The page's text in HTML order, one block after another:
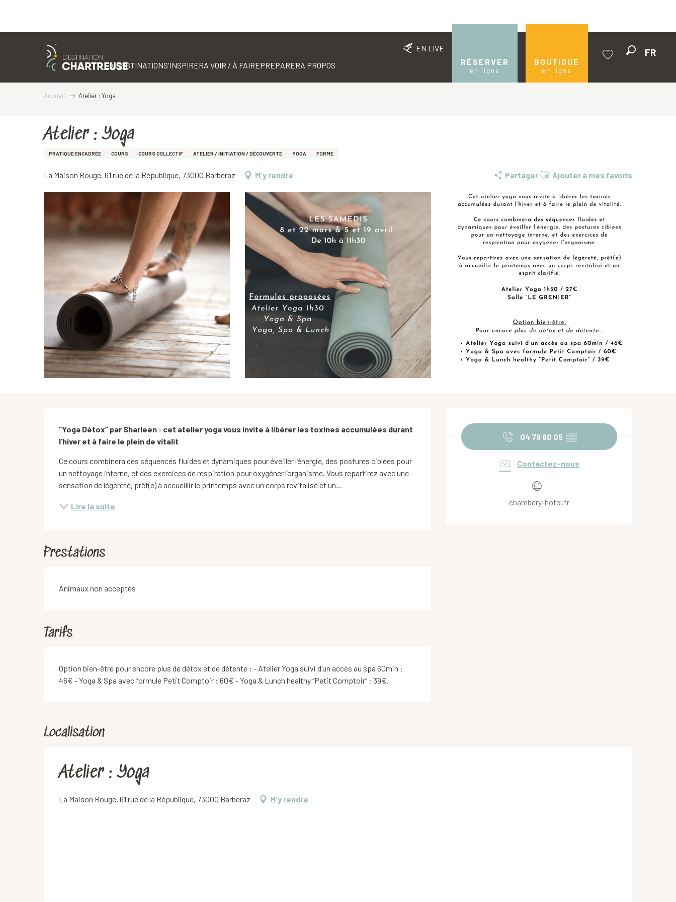
EN LIVE
RÉSERVER
en ligne
BOUTIQUE
en ligne
FR
LA DESTINATIONS'INSPIRERA VOIR / À FAIREPREPARERA PROPOS
Accueil Atelier : Yoga
Atelier : Yoga
PRATIQUE ENCADRÉE COURS COURS COLLECTIF ATELIER / INITIATION / DÉCOUVERTE YOGA FORME
La Maison Rouge, 61 rue de la République, 73000 Barberaz M'y rendre PartagerAjouter aux favoris
Ajouter à mes favoris
Ouverture et coordonnées
04 79 60 05 ▒▒
Contactez-nous
chambery-hotel.fr
Description
“Yoga Détox” par Sharleen : cet atelier yoga vous invite à libérer les toxines accumulées durant
l’hiver et à faire le plein de vitalit
Ce cours combinera des séquences fluides et dynamiques pour éveiller l’énergie, des postures ciblées pour
un nettoyage interne, et des exercices de respiration pour oxygéner l’organisme. Vous repartirez avec une
sensation de légèreté, prêt(e) à accueillir le printemps avec un corps revitalisé et un...
Lire la suite
Prestations
Animaux non acceptés
Tarifs
Option bien-être pour encore plus de détox et de détente : - Atelier Yoga suivi d’un accès au spa 60min :
46€ - Yoga & Spa avec formule Petit Comptoir : 60€ - Yoga & Lunch healthy “Petit Comptoir” : 39€.
Localisation
Atelier : Yoga
La Maison Rouge, 61 rue de la République, 73000 Barberaz M'y rendre